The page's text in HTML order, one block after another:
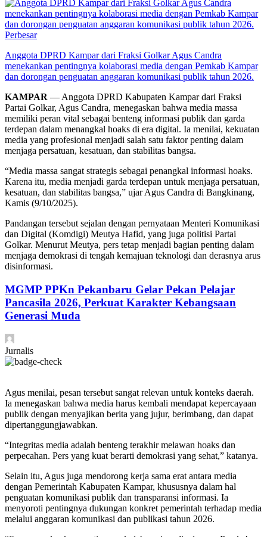
Perbesar
Anggota DPRD Kampar dari Fraksi Golkar Agus Candra
menekankan pentingnya kolaborasi media dengan Pemkab Kampar
dan dorongan penguatan anggaran komunikasi publik tahun 2026.
KAMPAR — Anggota DPRD Kabupaten Kampar dari Fraksi
Partai Golkar, Agus Candra, menegaskan bahwa media massa
memiliki peran vital sebagai benteng informasi publik dan garda
terdepan dalam menangkal hoaks di era digital. Ia menilai, kekuatan
media yang profesional menjadi salah satu faktor penting dalam
menjaga persatuan, kesatuan, dan stabilitas bangsa.
“Media massa sangat strategis sebagai penangkal informasi hoaks.
Karena itu, media menjadi garda terdepan untuk menjaga persatuan,
kesatuan, dan stabilitas bangsa,” ujar Agus Candra di Bangkinang,
Kamis (9/10/2025).
Pandangan tersebut sejalan dengan pernyataan Menteri Komunikasi
dan Digital (Komdigi) Meutya Hafid, yang juga politisi Partai
Golkar. Menurut Meutya, pers tetap menjadi bagian penting dalam
menjaga demokrasi di tengah kemajuan teknologi dan derasnya arus
disinformasi.
MGMP PPKn Pekanbaru Gelar Pekan Pelajar
Pancasila 2026, Perkuat Karakter Kebangsaan
Generasi Muda
Jurnalis
Agus menilai, pesan tersebut sangat relevan untuk konteks daerah.
Ia menegaskan bahwa media harus kembali mendapat kepercayaan
publik dengan menyajikan berita yang jujur, berimbang, dan dapat
dipertanggungjawabkan.
“Integritas media adalah benteng terakhir melawan hoaks dan
perpecahan. Pers yang kuat berarti demokrasi yang sehat,” katanya.
Selain itu, Agus juga mendorong kerja sama erat antara media
dengan Pemerintah Kabupaten Kampar, khususnya dalam hal
penguatan komunikasi publik dan transparansi informasi. Ia
menyoroti pentingnya dukungan konkret pemerintah terhadap media
melalui anggaran komunikasi dan publikasi tahun 2026.